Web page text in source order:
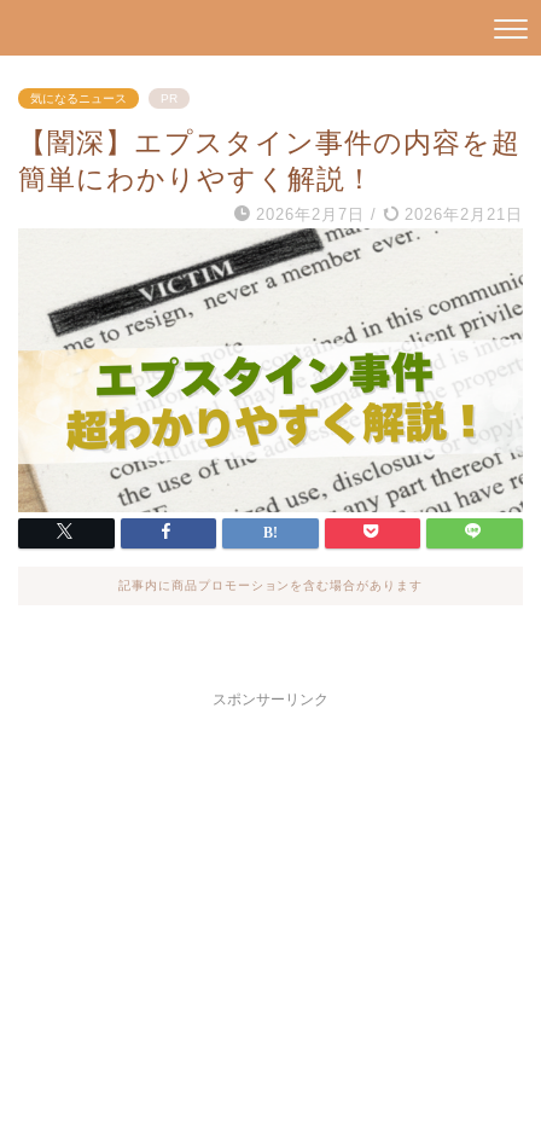
気になるニュース PR
【闇深】エプスタイン事件の内容を超
簡単にわかりやすく解説！
2026年2月7日 / 2026年2月21日
記事内に商品プロモーションを含む場合があります
スポンサーリンク